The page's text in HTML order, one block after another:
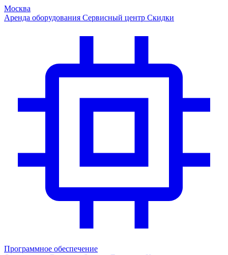
Москва
Аренда оборудования Сервисный центр Скидки
Программное обеспечение